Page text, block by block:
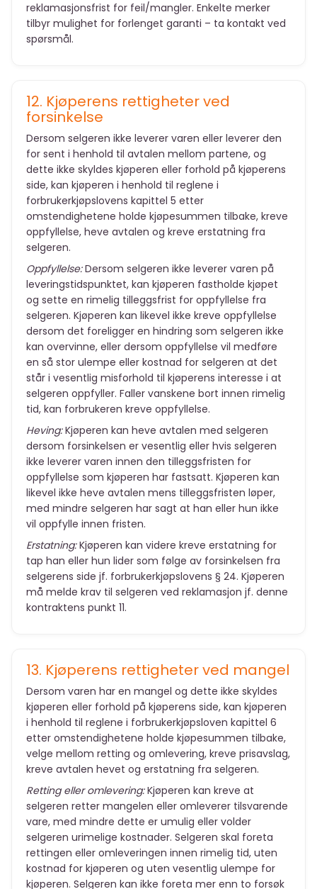
reklamasjonsfrist for feil/mangler. Enkelte merker
tilbyr mulighet for forlenget garanti – ta kontakt ved
spørsmål.
12. Kjøperens rettigheter ved
forsinkelse
Dersom selgeren ikke leverer varen eller leverer den
for sent i henhold til avtalen mellom partene, og
dette ikke skyldes kjøperen eller forhold på kjøperens
side, kan kjøperen i henhold til reglene i
forbrukerkjøpslovens kapittel 5 etter
omstendighetene holde kjøpesummen tilbake, kreve
oppfyllelse, heve avtalen og kreve erstatning fra
selgeren.
Oppfyllelse:Dersom selgeren ikke leverer varen på
leveringstidspunktet, kan kjøperen fastholde kjøpet
og sette en rimelig tilleggsfrist for oppfyllelse fra
selgeren. Kjøperen kan likevel ikke kreve oppfyllelse
dersom det foreligger en hindring som selgeren ikke
kan overvinne, eller dersom oppfyllelse vil medføre
en så stor ulempe eller kostnad for selgeren at det
står i vesentlig misforhold til kjøperens interesse i at
selgeren oppfyller. Faller vanskene bort innen rimelig
tid, kan forbrukeren kreve oppfyllelse.
Heving:Kjøperen kan heve avtalen med selgeren
dersom forsinkelsen er vesentlig eller hvis selgeren
ikke leverer varen innen den tilleggsfristen for
oppfyllelse som kjøperen har fastsatt. Kjøperen kan
likevel ikke heve avtalen mens tilleggsfristen løper,
med mindre selgeren har sagt at han eller hun ikke
vil oppfylle innen fristen.
Erstatning:Kjøperen kan videre kreve erstatning for
tap han eller hun lider som følge av forsinkelsen fra
selgerens side jf. forbrukerkjøpslovens § 24. Kjøperen
må melde krav til selgeren ved reklamasjon jf. denne
kontraktens punkt 11.
13. Kjøperens rettigheter ved mangel
Dersom varen har en mangel og dette ikke skyldes
kjøperen eller forhold på kjøperens side, kan kjøperen
i henhold til reglene i forbrukerkjøpsloven kapittel 6
etter omstendighetene holde kjøpesummen tilbake,
velge mellom retting og omlevering, kreve prisavslag,
kreve avtalen hevet og erstatning fra selgeren.
Retting eller omlevering:Kjøperen kan kreve at
selgeren retter mangelen eller omleverer tilsvarende
vare, med mindre dette er umulig eller volder
selgeren urimelige kostnader. Selgeren skal foreta
rettingen eller omleveringen innen rimelig tid, uten
kostnad for kjøperen og uten vesentlig ulempe for
kjøperen. Selgeren kan ikke foreta mer enn to forsøk